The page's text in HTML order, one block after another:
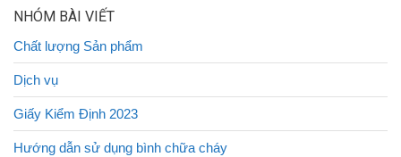
NHÓM BÀI VIẾT
Chất lượng Sản phẩm
Dịch vụ
Giấy Kiểm Định 2023
Hướng dẫn sử dụng bình chữa cháy